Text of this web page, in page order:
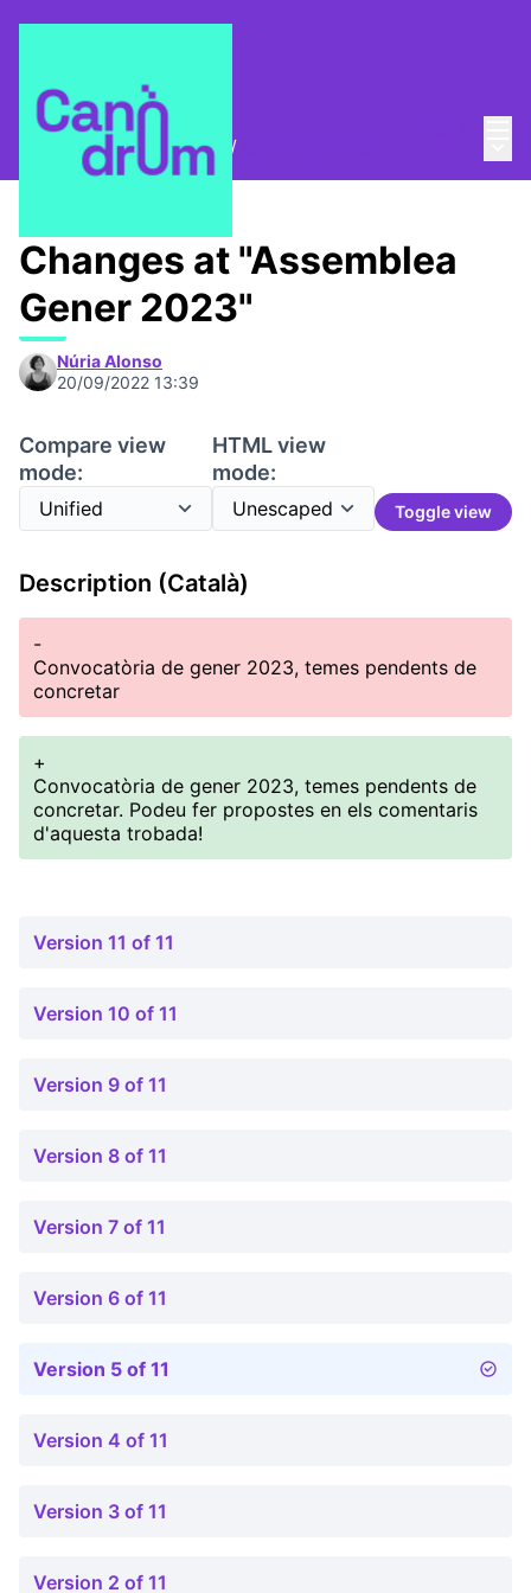
Trobades i assemblees /
Changes at "Assemblea
Gener 2023"
Núria Alonso
20/09/2022 13:39
Compare view
mode:
HTML view
mode:
Toggle view
Description (Català)
-
Convocatòria de gener 2023, temes pendents de
concretar
+
Convocatòria de gener 2023, temes pendents de
concretar. Podeu fer propostes en els comentaris
d'aquesta trobada!
Version 11 of 11
Version 10 of 11
Version 9 of 11
Version 8 of 11
Version 7 of 11
Version 6 of 11
Version 5 of 11
Version 4 of 11
Version 3 of 11
Version 2 of 11